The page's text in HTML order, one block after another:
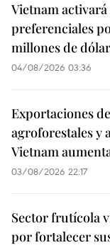
Vietnam
preferenciales
millones de
04/08/2026 03:36
Exportaciones
agroforestales y
Vietnam
03/08/2026 22:17
Sector frutícola
por fortalecer